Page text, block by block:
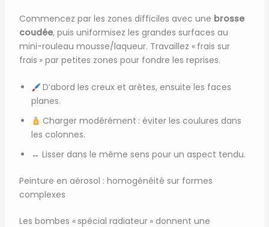
Commencez par les zones difficiles avec une brosse
coudée, puis uniformisez les grandes surfaces au
mini-rouleau mousse/laqueur. Travaillez « frais sur
frais » par petites zones pour fondre les reprises.
D’abord les creux et arêtes, ensuite les faces
planes.
Charger modérément : éviter les coulures dans
les colonnes.
↔️ Lisser dans le même sens pour un aspect tendu.
Peinture en aérosol : homogénéité sur formes
complexes
Les bombes « spécial radiateur » donnent une